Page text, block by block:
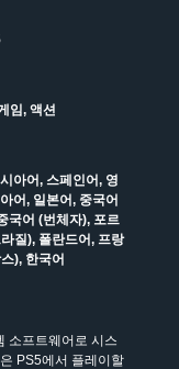
임, 액션
아어, 스페인어, 영
어, 일본어, 중국어
국어 (번체자), 포르
질), 폴란드어, 프랑
), 한국어
소프트웨어로 시스
PS5에서 플레이할